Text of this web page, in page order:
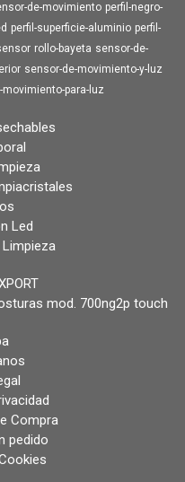
de-movimiento perfil-negro-
perfil-superficie-aluminio perfil-
rollo-bayeta sensor-de-
sensor-de-movimiento-y-luz
movimiento-para-luz
Led
mod. 700ng2p touch
Compra
pedido